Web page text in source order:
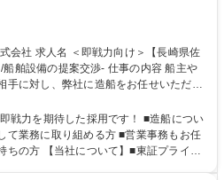
【長崎県佐
案交渉- 仕事の内容 船主や
手に対し、弊社に造船をお任せいただけ
行っていただきます。 【従事すべき業
舶用エンジンの提案・販売 ■顧客のニー
整 ■納入までの生産手配・在庫管理・
戦力を期待した採用です！ ■造船につい
て業務に取り組める方 ■営業事務もお任
東証プライム